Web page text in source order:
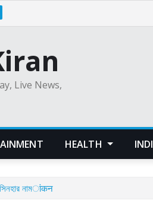
Live News,
HEALTH
সিনহার নামांकन